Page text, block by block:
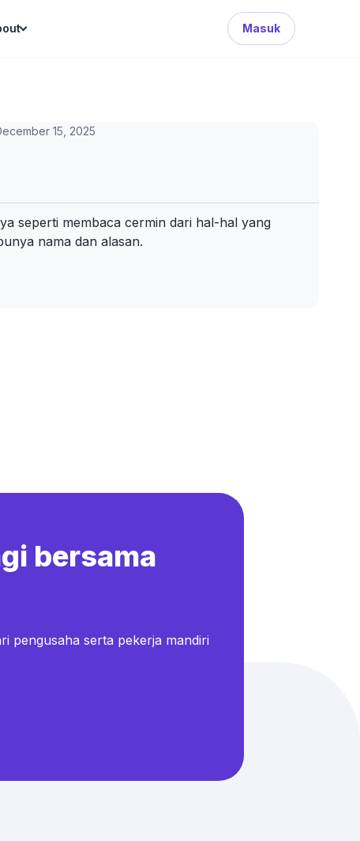
Masuk
Search Button
15, 2025
seperti membaca cermin dari hal-hal yang
nama dan alasan.
bersama
pengusaha serta pekerja mandiri